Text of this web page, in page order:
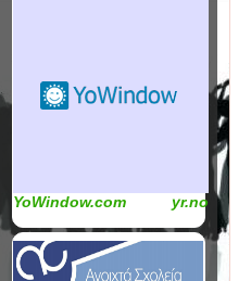
YoWindow.com yr.no